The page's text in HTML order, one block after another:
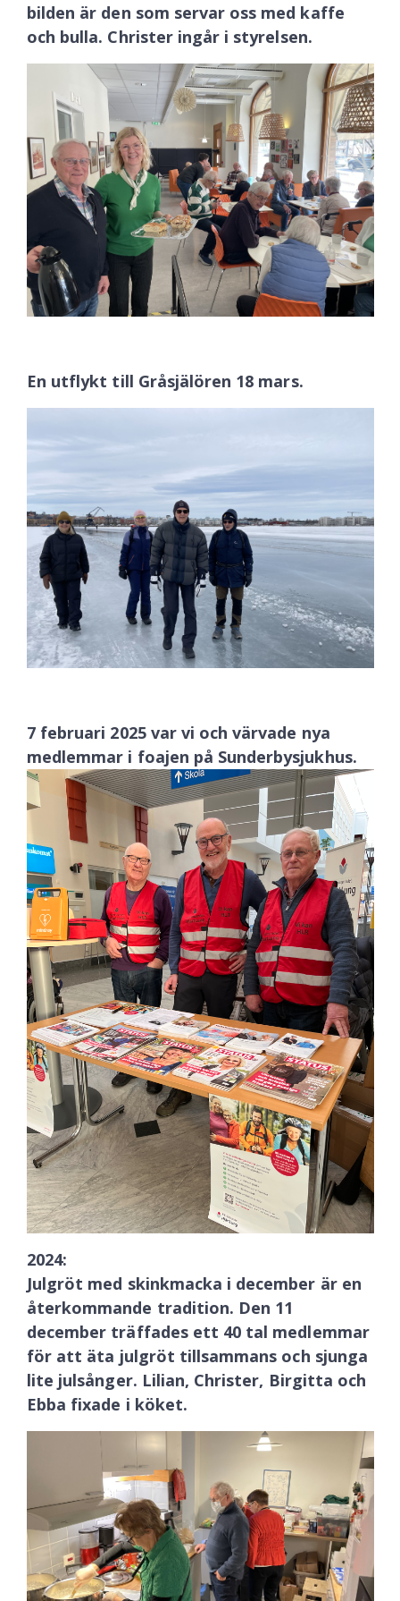
bilden är den som servar oss med kaffe
och bulla. Christer ingår i styrelsen.
En utflykt till Gråsjälören 18 mars.
7 februari 2025 var vi och värvade nya
medlemmar i foajen på Sunderbysjukhus.
2024:
Julgröt med skinkmacka i december är en
återkommande tradition. Den 11
december träffades ett 40 tal medlemmar
för att äta julgröt tillsammans och sjunga
lite julsånger. Lilian, Christer, Birgitta och
Ebba fixade i köket.